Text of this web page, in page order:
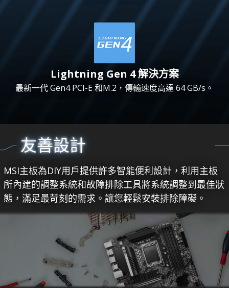
Lightning Gen 4 解決方案
最新一代 Gen4 PCI-E 和M.2，傳輸速度高達 64 GB/s。
友善設計
MSI主板為DIY用戶提供許多智能便利設計，利用主板
所內建的調整系統和故障排除工具將系統調整到最佳狀
態，滿足最苛刻的需求。讓您輕鬆安裝排除障礙。